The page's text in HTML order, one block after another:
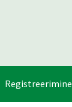
Registreerimine